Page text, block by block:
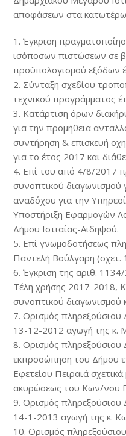
αποφάσεων στα
1. Έγκριση
ισόποσων πιστώσεων σε
προϋπολογισμού εξόδων
2. Σύνταξη σχεδίου
τεχνικού προγράμματος
3. Κατάρτιση όρων
για την προμήθεια
συντήρηση & επισκευή
για το έτος 2017 και
4. Επί του από 4/8/2017
συνοπτικού διαγωνισμού
αναδόχου για την
Υποστήριξη Εφαρμογών
Δήμου Ιστιαίας-Αιδηψού.
5. Επί γνωμοδοτήσεως
Παντελή Βούλγαρη
6. Έγκριση της αριθ.
Τέλη χρήσης 2017-2018,
συνοπτικού διαγωνισμού
7. Ορισμός πληρεξούσιου
13-12-2012 αγωγή της κ.
8. Ορισμός πληρεξούσιου
εκπροσώπηση του Δήμου
Εφετείου Πειραιά
ακυρώσεως του Κων/νου
9. Ορισμός πληρεξούσιου
14-1-2013 αγωγή της κ.
10. Ορισμός